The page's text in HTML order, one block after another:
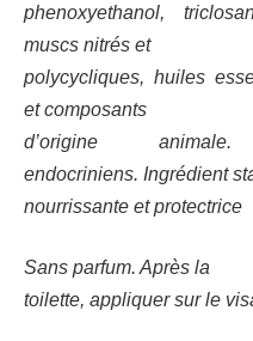
phenoxyethanol,
muscs nitrés et
polycycliques, huiles
et composants
d’origine
endocriniens. Ingrédient
nourrissante et protectrice
Sans parfum. Après la
toilette, appliquer sur le